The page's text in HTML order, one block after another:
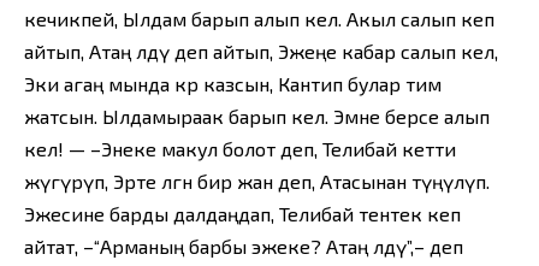
кечикпей, Ылдам барып алып кел. Акыл салып кеп
айтып, Атаң өлдү деп айтып, Эжеңе кабар салып кел,
Эки агаң мында көр казсын, Кантип булар тим
жатсын. Ылдамыраак барып кел. Эмне берсе алып
кел! — –Энеке макул болот деп, Телибай кетти
жүгүрүп, Эрте өлгөн бир жан деп, Атасынан түңүлүп.
Эжесине барды далдаңдап, Телибай тентек кеп
айтат, –“Арманың барбы эжеке? Атаң өлдү”,– деп